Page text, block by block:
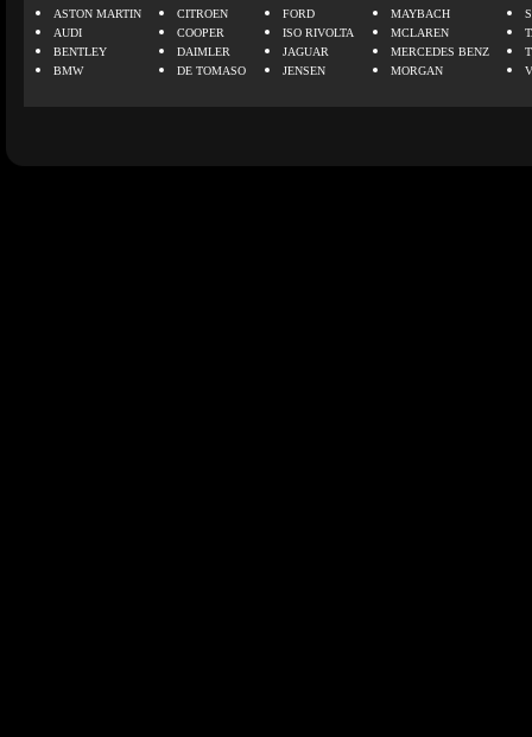
ASTON MARTIN
AUDI
BENTLEY
BMW
CITROEN
COOPER
DAIMLER
DE TOMASO
FORD
ISO RIVOLTA
JAGUAR
JENSEN
MAYBACH
MCLAREN
MERCEDES BENZ
MORGAN